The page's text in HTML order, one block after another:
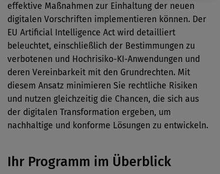
effektive Maßnahmen zur Einhaltung der neuen
digitalen Vorschriften implementieren können. Der
EU Artificial Intelligence Act wird detailliert
beleuchtet, einschließlich der Bestimmungen zu
verbotenen und Hochrisiko-KI-Anwendungen und
deren Vereinbarkeit mit den Grundrechten. Mit
diesem Ansatz minimieren Sie rechtliche Risiken
und nutzen gleichzeitig die Chancen, die sich aus
der digitalen Transformation ergeben, um
nachhaltige und konforme Lösungen zu entwickeln.
Ihr Programm im Überblick